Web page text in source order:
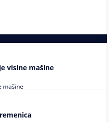
visine mašine
mašine